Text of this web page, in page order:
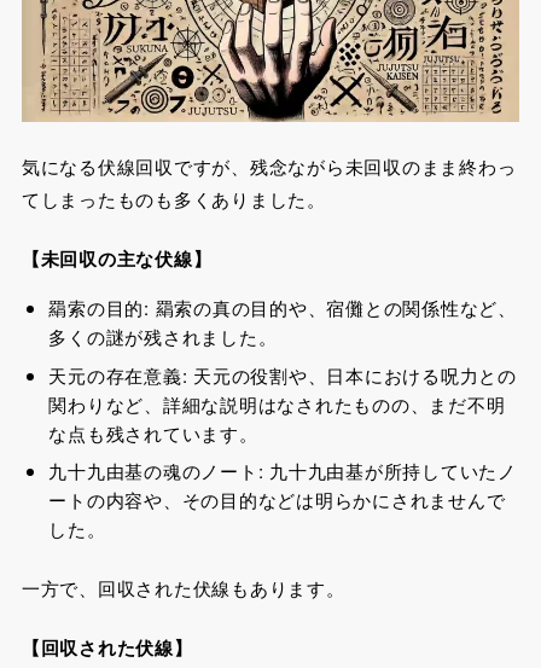
気になる伏線回収ですが、残念ながら未回収のまま終わっ
てしまったものも多くありました。
【未回収の主な伏線】
羂索の目的: 羂索の真の目的や、宿儺との関係性など、
多くの謎が残されました。
天元の存在意義: 天元の役割や、日本における呪力との
関わりなど、詳細な説明はなされたものの、まだ不明
な点も残されています。
九十九由基の魂のノート: 九十九由基が所持していたノ
ートの内容や、その目的などは明らかにされませんで
した。
一方で、回収された伏線もあります。
【回収された伏線】